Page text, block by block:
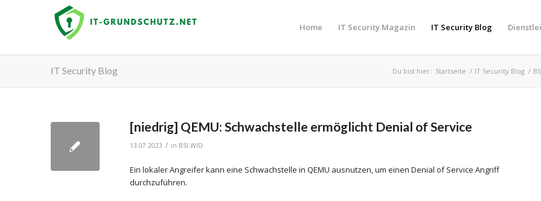
Home IT Security Magazin IT Security Blog
IT Security Blog Du bist hier: Startseite / IT Security Blog /
[niedrig] QEMU: Schwachstelle ermöglicht Denial of Service
13.07.2023 / in BSI.WID
Ein lokaler Angreifer kann eine Schwachstelle in QEMU ausnutzen, um einen Denial of Service Angriff
durchzuführen.